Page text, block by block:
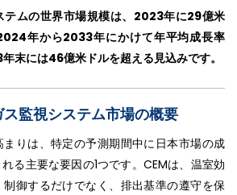
テムの世界市場規模は、2023年に29億米
年から2033年にかけて年平均成長率
末には46億米ドルを超える見込みです。
監視システム市場の概要
りは、特定の予測期間中に日本市場の成
る主要な要因の1つです。CEMは、温室効
御するだけでなく、排出基準の遵守を保